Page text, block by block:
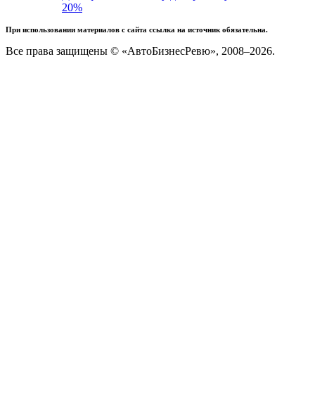
20%
При использовании материалов с сайта ссылка на источник обязательна.
Все права защищены © «АвтоБизнесРевю», 2008–2026.